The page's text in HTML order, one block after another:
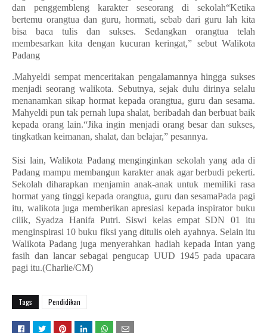
dan penggembleng karakter seseorang di sekolah“Ketika
bertemu orangtua dan guru, hormati, sebab dari guru lah kita
bisa baca tulis dan sukses. Sedangkan orangtua telah
membesarkan kita dengan kucuran keringat,” sebut Walikota
Padang
.Mahyeldi sempat menceritakan pengalamannya hingga sukses
menjadi seorang walikota. Sebutnya, sejak dulu dirinya selalu
menanamkan sikap hormat kepada orangtua, guru dan sesama.
Mahyeldi pun tak pernah lupa shalat, beribadah dan berbuat baik
kepada orang lain.“Jika ingin menjadi orang besar dan sukses,
tingkatkan keimanan, shalat, dan belajar,” pesannya.
Sisi lain, Walikota Padang menginginkan sekolah yang ada di
Padang mampu membangun karakter anak agar berbudi pekerti.
Sekolah diharapkan menjamin anak-anak untuk memiliki rasa
hormat yang tinggi kepada orangtua, guru dan sesamaPada pagi
itu, walikota juga memberikan apresiasi kepada inspirator buku
cilik, Syadza Hanifa Putri. Siswi kelas empat SDN 01 itu
menginspirasi 10 buku fiksi yang ditulis oleh ayahnya. Selain itu
Walikota Padang juga menyerahkan hadiah kepada Intan yang
fasih dan lancar sebagai pengucap UUD 1945 pada upacara
pagi itu.(Charlie/CM)
Tags Pendidikan